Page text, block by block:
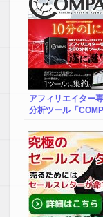
検索ボリューム
を見つけて上位
楽しくなりそう
【H.T 様】
こんにちはSirius
キーワードスカウ
購入させていただ
正直インストー
ジャバの更新等
しかしソフトの
使えそうなので
本格的な活用は
アフィリエイター
分析ツール「